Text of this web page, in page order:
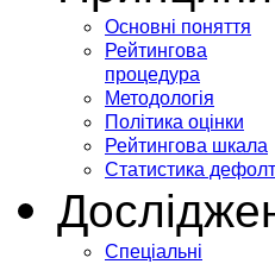
Основні поняття
Рейтингова
процедура
Методологія
Політика оцінки
Рейтингова шкала
Статистика
Спеціальні